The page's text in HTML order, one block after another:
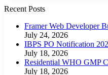
Recent Posts
Framer Web Developer
July 24, 2026
IBPS PO Notification
July 18, 2026
Residential WHO GMP
July 18, 2026